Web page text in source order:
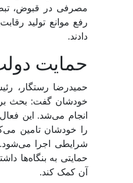
رفع موانع تولید
دادند.
حمایت
حمیدرضا رستگار،
خودشان گفت: بحث
انجام می‌‌‌شد. این
را خودشان تامین
شرایطی اجرا می‌شود.
حمایتی به بنگاه‌‌‌ها
آن کمک کند.